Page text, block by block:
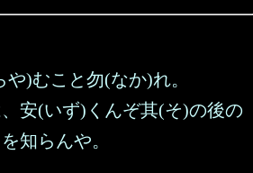
)むこと勿(なか)れ。
安(いず)くんぞ其(そ)の後の
知らんや。